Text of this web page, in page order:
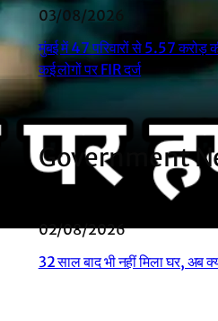
03/08/2026
मुंबई में 47 परिवारों से 5.57 करोड़
कई लोगों पर FIR दर्ज
Government
02/08/2026
32 साल बाद भी नहीं मिला घर, अब